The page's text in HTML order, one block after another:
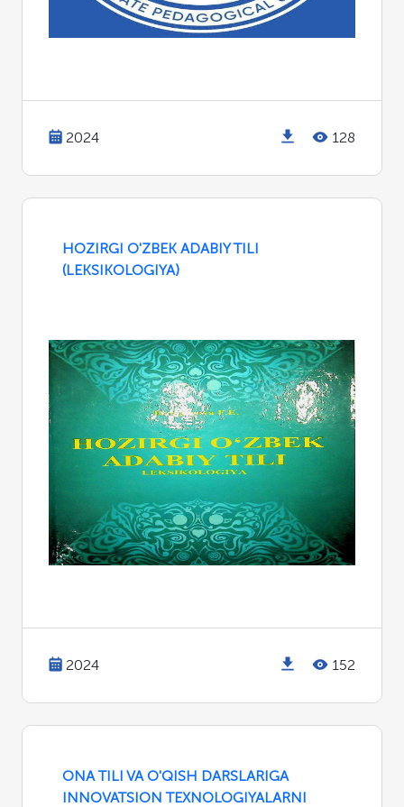
2024 128
HOZIRGI O'ZBEK ADABIY TILI
(LEKSIKOLOGIYA)
2024 152
ONA TILI VA O'QISH DARSLARIGA
INNOVATSION TEXNOLOGIYALARNI